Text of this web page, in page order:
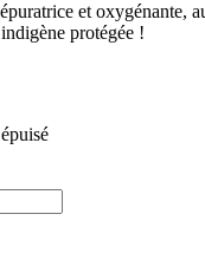
et oxygénante,
protégée !
épuisé